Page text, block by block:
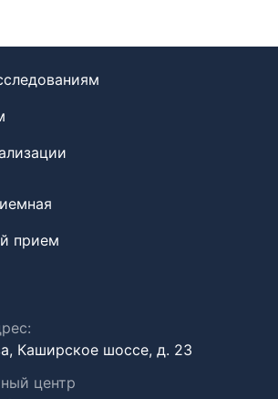
прием
Каширское шоссе, д. 23
центр